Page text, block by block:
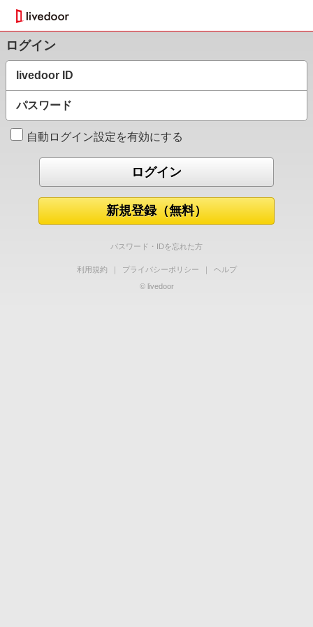
ログイン
livedoor ID
パスワード
自動ログイン設定を有効にする
新規登録（無料）
パスワード・IDを忘れた方
利用規約 ｜ プライバシーポリシー ｜
ヘルプ
© livedoor